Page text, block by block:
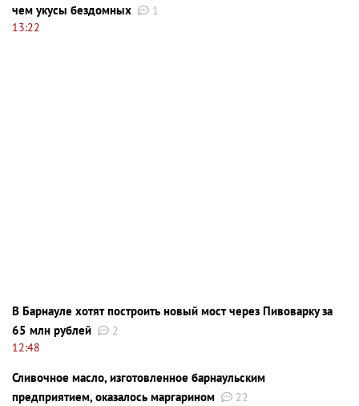
чем укусы бездомных
1
13:22
В Барнауле хотят построить новый мост через Пивоварку за
65 млн рублей
2
12:48
Сливочное масло, изготовленное барнаульским
предприятием, оказалось маргарином
22